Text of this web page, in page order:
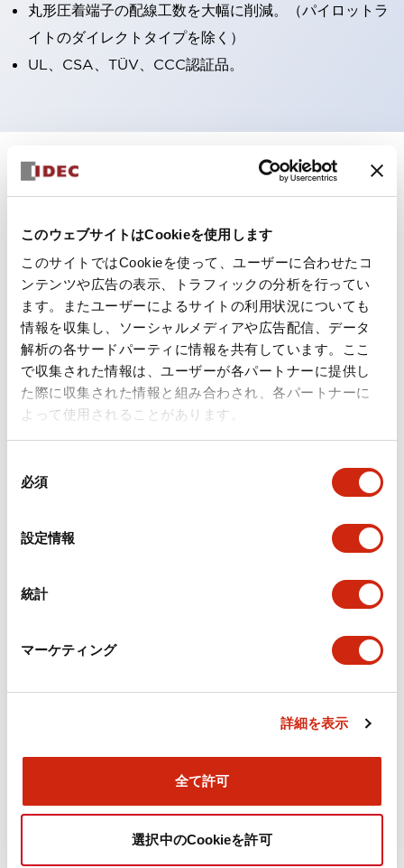
このウェブサイトはCookieを使用します
このサイトではCookieを使って、ユーザーに合わせたコ
ンテンツや広告の表示、トラフィックの分析を行ってい
ます。またユーザーによるサイトの利用状況についても
情報を収集し、ソーシャルメディアや広告配信、データ
解析の各サードパーティに情報を共有しています。ここ
で収集された情報は、ユーザーが各パートナーに提供し
た際に収集された情報と組み合わされ、各パートナーに
よって使用されることがあります。
必須
設定情報
統計
マーケティング
詳細を表示
全て許可
選択中のCookieを許可
丸形圧着端子の配線工数を大幅に削減。（パイロットラ
イトのダイレクトタイプを除く）
UL、CSA、TÜV、CCC認証品。
仕様 すべて展開+
電気的仕様(照光部定格)
環境仕様
機能仕様
機械的仕様
旧カタログ_TWシリーズ コントロールユニット（201